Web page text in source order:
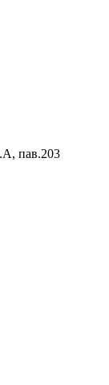
пав.203